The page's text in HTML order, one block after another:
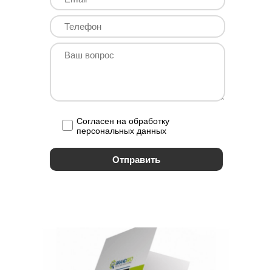
Согласен на обработку
персональных данных